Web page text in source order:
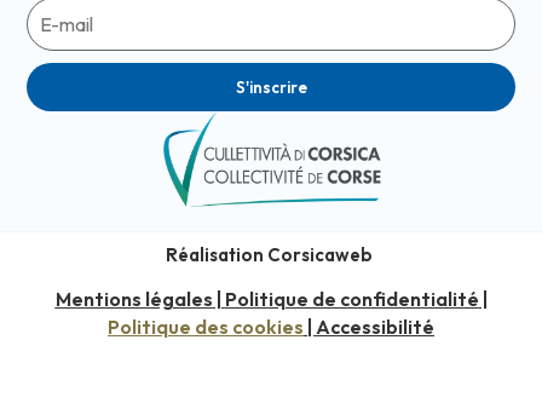
S'inscrire
Réalisation Corsicaweb
Mentions légales Politique de confidentialité
Politique des cookies Accessibilité